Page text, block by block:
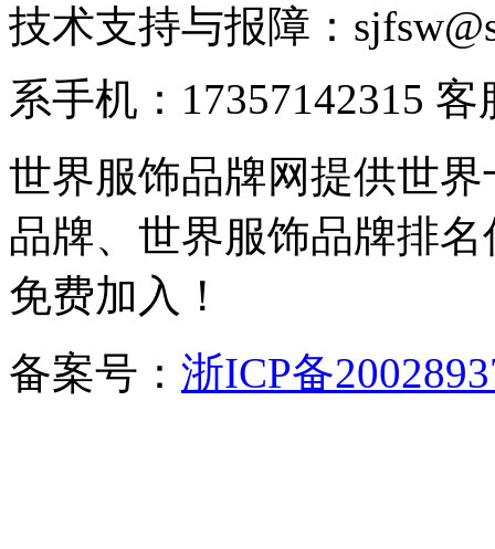
技术支持与报障：
系手机：17357142315 客
世界服饰品牌网提供世
品牌、世界服饰品牌排
免费加入！
备案号： 浙ICP备